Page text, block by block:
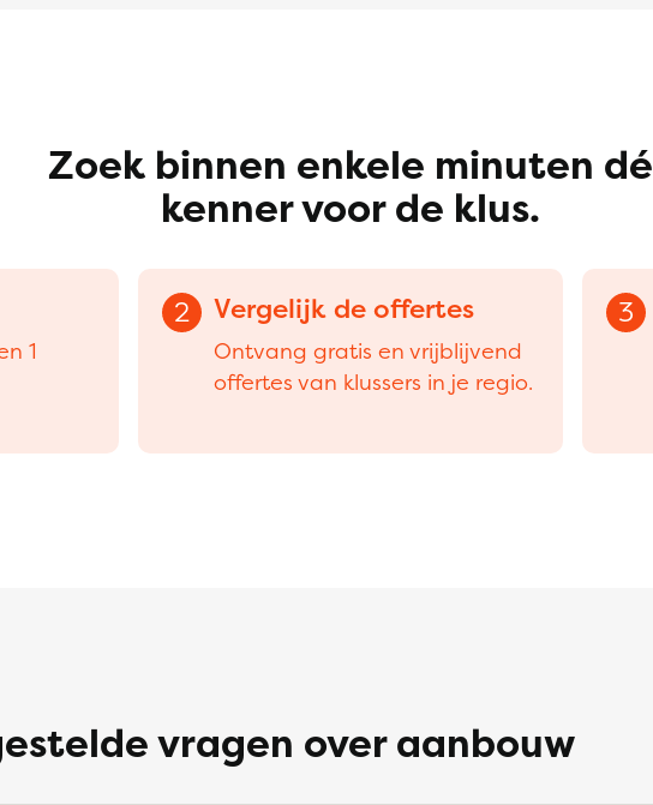
Zoek binnen enkele minuten dé
kenner voor de klus.
1
2 Vergelijk de offertes
Ontvang gratis en vrijblijvend
offertes van klussers in je regio.
3
vragen over aanbouw